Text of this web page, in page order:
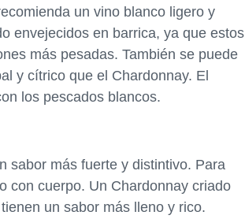
un vino blanco ligero y
envejecidos en barrica, ya que estos
más pesadas. También se puede
y cítrico que el Chardonnay. El
los pescados blancos.
sabor más fuerte y distintivo. Para
con cuerpo. Un Chardonnay criado
un sabor más lleno y rico.